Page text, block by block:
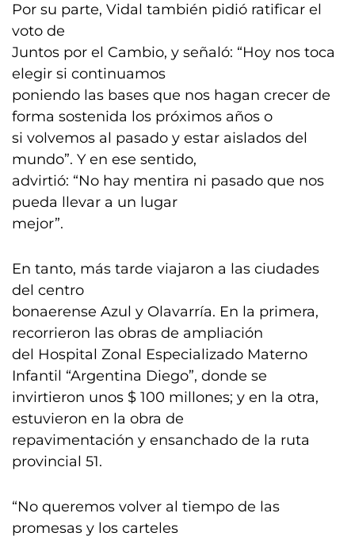
Por su parte, Vidal también pidió ratificar el
voto de
Juntos por el Cambio, y señaló: “Hoy nos toca
elegir si continuamos
poniendo las bases que nos hagan crecer de
forma sostenida los próximos años o
si volvemos al pasado y estar aislados del
mundo”. Y en ese sentido,
advirtió: “No hay mentira ni pasado que nos
pueda llevar a un lugar
mejor”.
En tanto, más tarde viajaron a las ciudades
del centro
bonaerense Azul y Olavarría. En la primera,
recorrieron las obras de ampliación
del Hospital Zonal Especializado Materno
Infantil “Argentina Diego”, donde se
invirtieron unos $ 100 millones; y en la otra,
estuvieron en la obra de
repavimentación y ensanchado de la ruta
provincial 51.
“No queremos volver al tiempo de las
promesas y los carteles